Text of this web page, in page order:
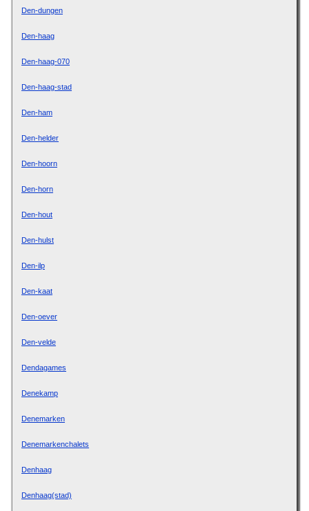
Den-dungen
Den-haag
Den-haag-070
Den-haag-stad
Den-ham
Den-helder
Den-hoorn
Den-horn
Den-hout
Den-hulst
Den-ilp
Den-kaat
Den-oever
Den-velde
Dendagames
Denekamp
Denemarken
Denemarkenchalets
Denhaag
Denhaag(stad)